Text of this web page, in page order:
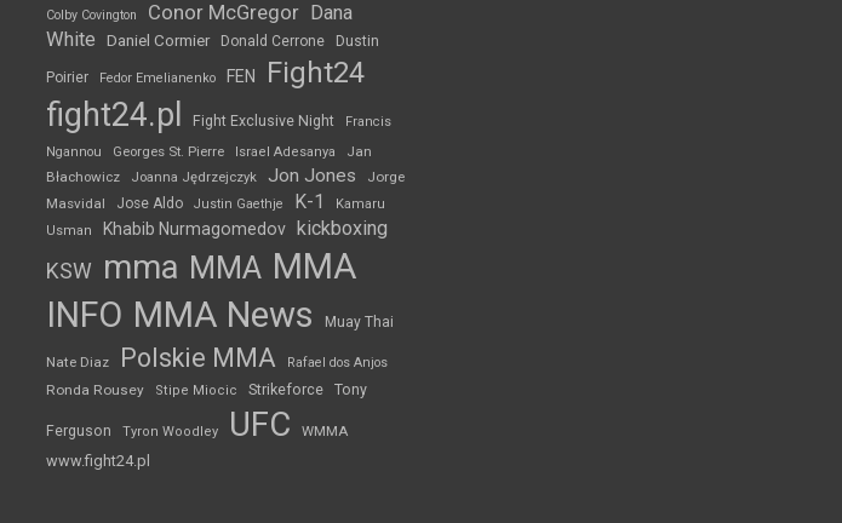
Colby Covington Conor McGregor
Dana
White
Daniel Cormier Donald Cerrone Dustin
Poirier Fedor Emelianenko FEN Fight24
fight24.pl Fight Exclusive Night
Francis
Ngannou
Georges St. Pierre Israel Adesanya
Jan
Błachowicz
Joanna Jędrzejczyk Jon Jones
Jorge
Masvidal
Jose Aldo Justin Gaethje K-1
Kamaru
Usman
Khabib Nurmagomedov kickboxing
KSW mma MMA MMA
INFO MMA News Muay Thai
Nate Diaz Polskie MMA Rafael dos Anjos
Ronda Rousey Stipe Miocic Strikeforce Tony
Ferguson Tyron Woodley UFC WMMA
www.fight24.pl